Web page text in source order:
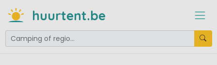
huurtent.be